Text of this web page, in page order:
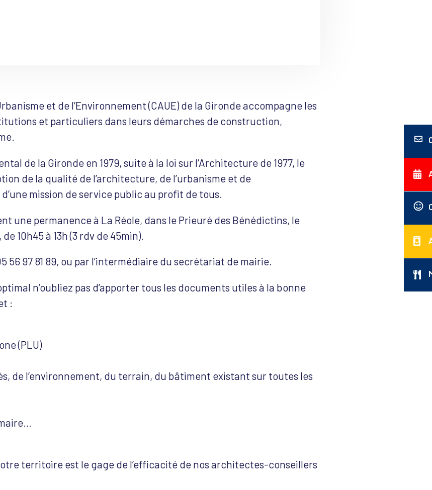
et de l’Environnement (CAUE) de la Gironde accompagne les
et particuliers dans leurs démarches de construction,
de la Gironde en 1979, suite à la loi sur l’Architecture de 1977, le
de la qualité de l’architecture, de l’urbanisme et de
mission de service public au profit de tous.
une permanence à La Réole, dans le Prieuré des Bénédictins, le
10h45 à 13h (3 rdv de 45min).
56 97 81 89, ou par l’intermédiaire du secrétariat de mairie.
n’oubliez pas d’apporter tous les documents utiles à la bonne
:
(PLU)
de l’environnement, du terrain, du bâtiment existant sur toutes les
territoire est le gage de l’efficacité de nos architectes-conseillers